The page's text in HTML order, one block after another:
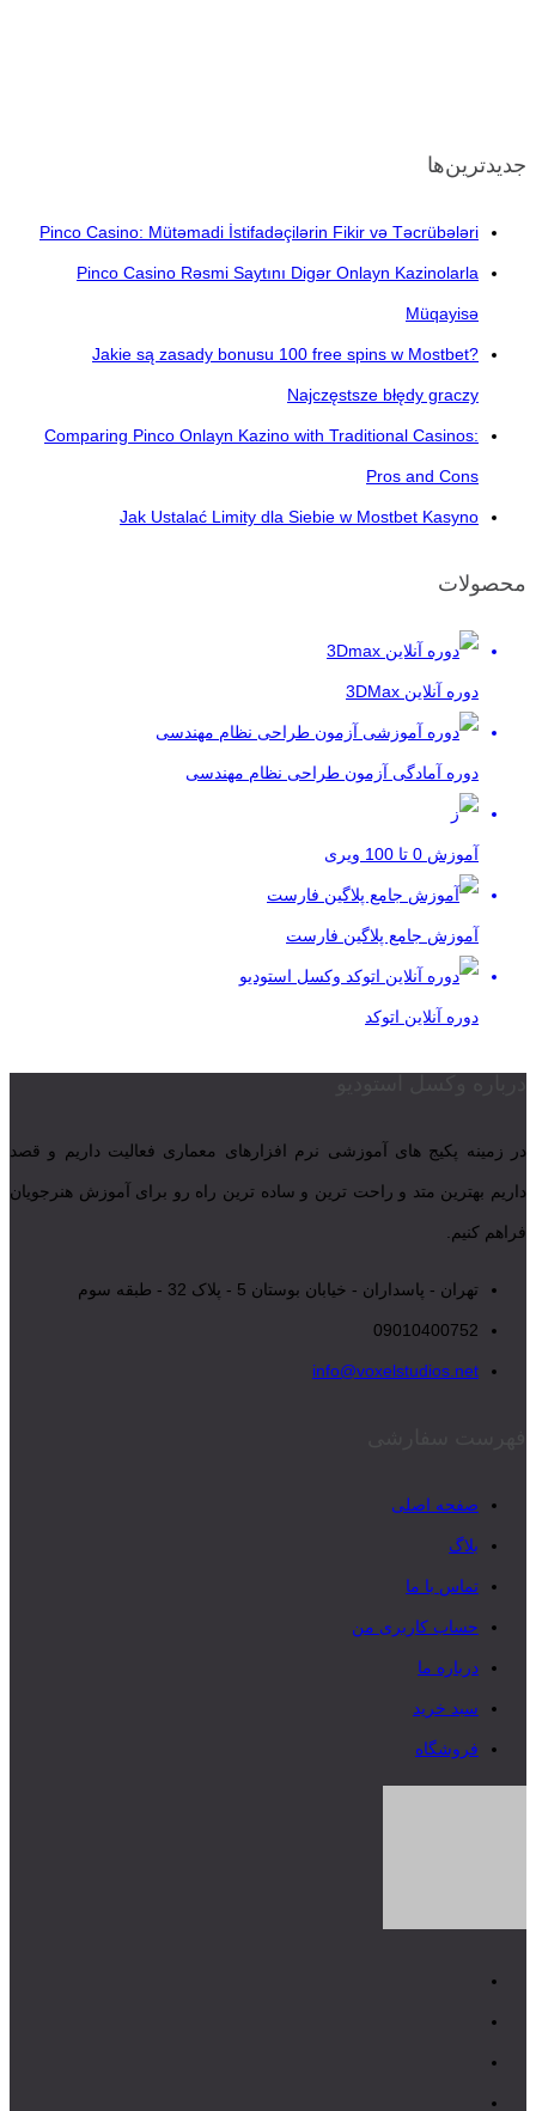
جدیدترین‌ها
Pinco Casino: Mütəmadi İstifadəçilərin Fikir və Təcrübələri
Pinco Casino Rəsmi Saytını Digər Onlayn Kazinolarla
Müqayisə
Jakie są zasady bonusu 100 free spins w Mostbet?
Najczęstsze błędy graczy
Comparing Pinco Onlayn Kazino with Traditional Casinos:
Pros and Cons
Jak Ustalać Limity dla Siebie w Mostbet Kasyno
محصولات
دوره آنلاین 3DMax
دوره آمادگی آزمون طراحی نظام مهندسی
آموزش 0 تا 100 ویری
آموزش جامع پلاگین فارست
دوره آنلاین اتوکد
در زمینه پکیج های آموزشی نرم افزارهای معماری فعالیت داریم و قصد
داریم بهترین متد و راحت ترین و ساده ترین راه رو برای آموزش هنرجویان
فراهم کنیم.
تهران - پاسداران - خیابان بوستان 5 - پلاک 32 - طبقه سوم
09010400752
info@voxelstudios.net
صفحه اصلی
بلاگ
تماس با ما
حساب کاربری من
درباره ما
سبد خرید
فروشگاه